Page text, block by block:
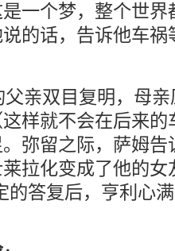
一个梦，整个世界
的话，告诉他车
亲双目复明，母
样就不会在后来
弥留之际，萨姆
拉化变成了他的女
的答复后，亨利心